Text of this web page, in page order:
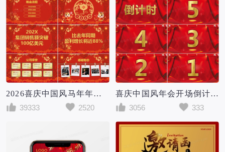
2026喜庆中国风马年年会颁奖年终工作总结暨新年计划PPT模板
39333
2520
喜庆中国风年会开场倒计时抖音快闪PPT模板
3056
333